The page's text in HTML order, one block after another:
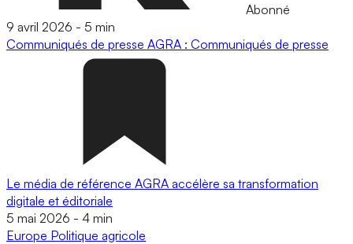
Abonné
9 avril 2026 - 5 min
Communiqués de presse AGRA : Communiqués de presse
Le média de référence AGRA accélère sa transformation
digitale et éditoriale
5 mai 2026 - 4 min
Europe Politique agricole